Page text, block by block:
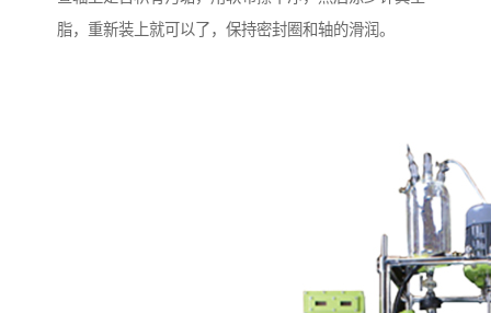
脂，重新装上就可以了，保持密封圈和轴的滑润。